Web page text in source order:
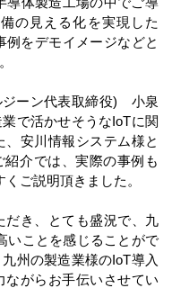
の見える化を実現した
例をデモイメージなどと
ジーン代表取締役) 小泉
で活かせそうなIoTに関
安川情報システム様と
介では、実際の事例も
ご説明頂きました。
だき、とても盛況で、九
いことを感じることがで
州の製造業様のIoT導入
がらお手伝いさせてい